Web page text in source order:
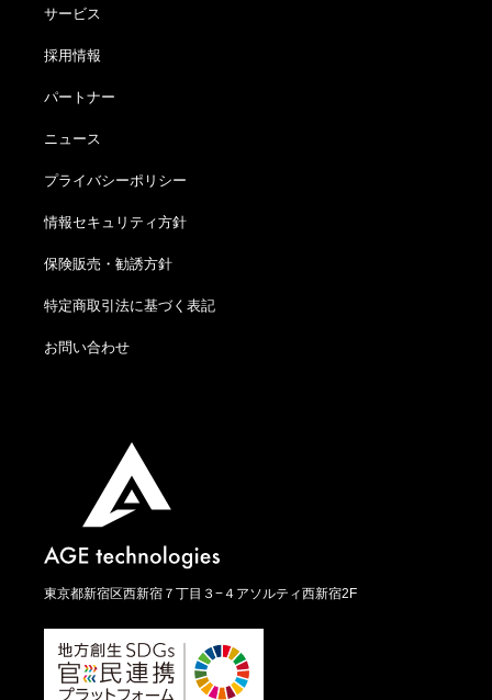
サービス
採用情報
パートナー
ニュース
プライバシーポリシー
情報セキュリティ方針
保険販売・勧誘方針
特定商取引法に基づく表記
お問い合わせ
東京都新宿区西新宿７丁目３−４アソルティ西新宿2F